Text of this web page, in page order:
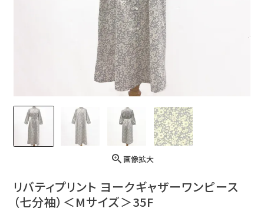
画像拡大
リバティプリント ヨークギャザーワンピース
（七分袖）＜Mサイズ＞35F